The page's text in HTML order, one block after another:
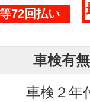
72回払い
車検有無
車検２年